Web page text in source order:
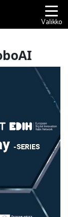
Valikko